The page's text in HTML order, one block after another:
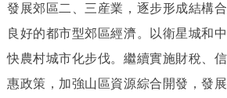
發展郊區二、三産業，逐步形成結構
良好的都市型郊區經濟。以衛星城和
快農村城市化步伐。繼續實施財稅、
惠政策，加強山區資源綜合開發，發